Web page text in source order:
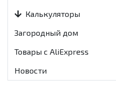
Калькуляторы
Загородный дом
Товары с AliExpress
Новости